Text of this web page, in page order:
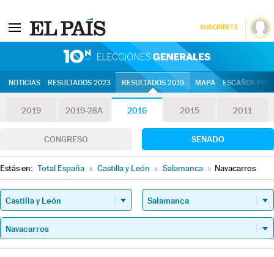
SUSCRÍBETE
NOTICIAS RESULTADOS 2023 RESULTADOS 2019 MAPA ESCAÑOS
2019 2019-28A 2016 2015 2011
CONGRESO SENADO
Estás en: Total España » Castilla y León » Salamanca » Navacarros